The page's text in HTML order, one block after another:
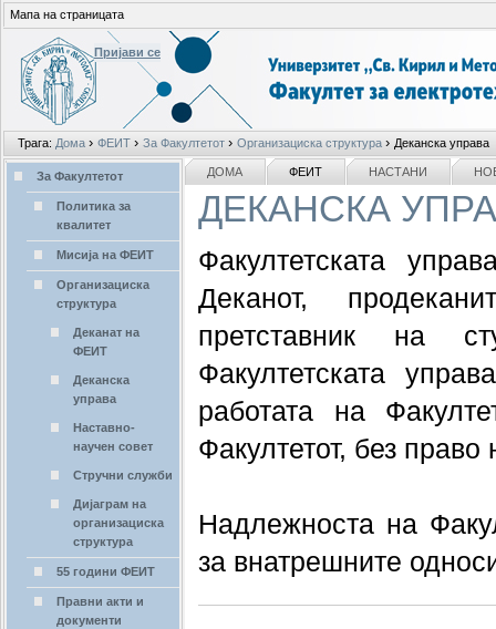
Лични
алати
Пријави се
Трага: Дома › ФЕИТ › За Факултетот › Организациска структура › Деканска управа
Мапа на страницата
делови
ДОМА ФЕИТ НАСТАНИ
ДЕКАНСКА
Факултетската
Деканот,
претставник на
Факултетската
работата на
Факултетот, без право
Надлежноста на
за внатрешните
NAVIGATION
За Факултетот
Политика за
квалитет
Мисија на ФЕИТ
Организациска
структура
Деканат на
ФЕИТ
Деканска
управа
Наставно-
научен совет
Стручни служби
Дијаграм на
организациска
структура
55 години ФЕИТ
Правни акти и
документи